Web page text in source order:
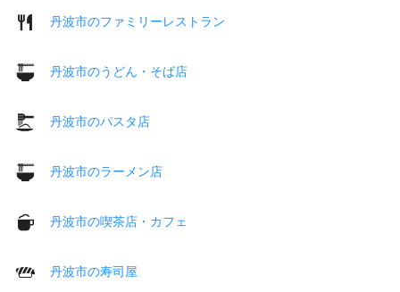
丹波市のファミリーレストラン
丹波市のうどん・そば店
丹波市のパスタ店
丹波市のラーメン店
丹波市の喫茶店・カフェ
丹波市の寿司屋